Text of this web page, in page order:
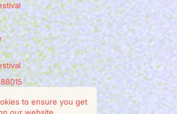
to ensure you get